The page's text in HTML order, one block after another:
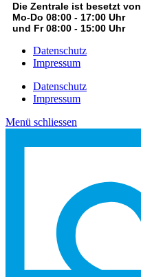
Die Zentrale ist besetzt von
Mo-Do 08:00 - 17:00 Uhr
und Fr 08:00 - 15:00 Uhr
Datenschutz
Impressum
Datenschutz
Impressum
Menü schliessen